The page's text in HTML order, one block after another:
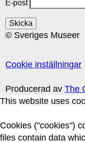
E-post
© Sveriges Museer
Cookie inställningar
Producerad avThe
This website uses
Cookies ("cookies")
files contain data